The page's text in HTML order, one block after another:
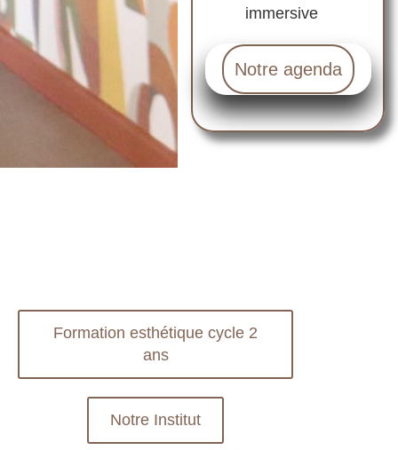
immersive
Notre agenda
Formation esthétique cycle 2
ans
Notre Institut